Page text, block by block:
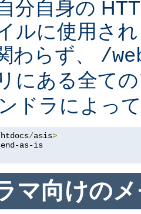
分自身の
ルに使用さ
わらず、 /
にある全て
ドラによっ
htdocs/asis>
マ向けの